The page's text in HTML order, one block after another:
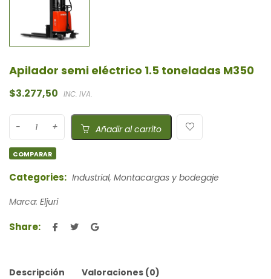
Apilador semi eléctrico 1.5 toneladas M350
$3.277,50 INC. IVA.
Añadir al carrito
COMPARAR
Categories: Industrial, Montacargas y bodegaje
Marca: Eljuri
Share:
Descripción Valoraciones (0)